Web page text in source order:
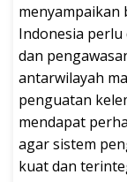
menyampaikan
Indonesia
dan
antarwilayah
penguatan
mendapat
agar sistem
kuat dan